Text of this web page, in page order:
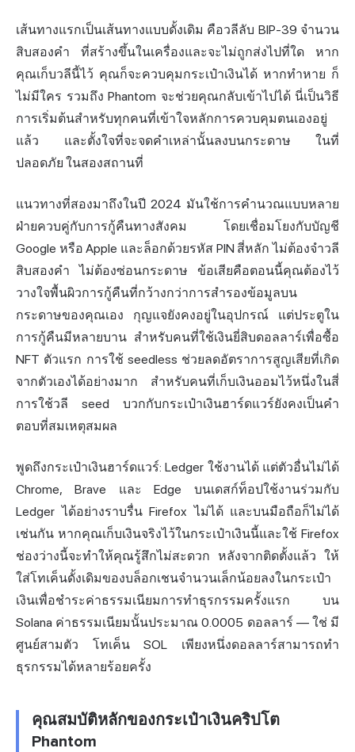
เส้นทางแรกเป็นเส้นทางแบบดั้งเดิม คือวลีลับ BIP-39 จำนวน
สิบสองคำ ที่สร้างขึ้นในเครื่องและจะไม่ถูกส่งไปที่ใด หาก
คุณเก็บวลีนี้ไว้ คุณก็จะควบคุมกระเป๋าเงินได้ หากทำหาย ก็
ไม่มีใคร รวมถึง Phantom จะช่วยคุณกลับเข้าไปได้ นี่เป็นวิธี
การเริ่มต้นสำหรับทุกคนที่เข้าใจหลักการควบคุมตนเองอยู่
แล้ว และตั้งใจที่จะจดคำเหล่านั้นลงบนกระดาษ ในที่
ปลอดภัย ในสองสถานที่
แนวทางที่สองมาถึงในปี 2024 มันใช้การคำนวณแบบหลาย
ฝ่ายควบคู่กับการกู้คืนทางสังคม โดยเชื่อมโยงกับบัญชี
Google หรือ Apple และล็อกด้วยรหัส PIN สี่หลัก ไม่ต้องจำวลี
สิบสองคำ ไม่ต้องซ่อนกระดาษ ข้อเสียคือตอนนี้คุณต้องไว้
วางใจพื้นผิวการกู้คืนที่กว้างกว่าการสำรองข้อมูลบน
กระดาษของคุณเอง กุญแจยังคงอยู่ในอุปกรณ์ แต่ประตูใน
การกู้คืนมีหลายบาน สำหรับคนที่ใช้เงินยี่สิบดอลลาร์เพื่อซื้อ
NFT ตัวแรก การใช้ seedless ช่วยลดอัตราการสูญเสียที่เกิด
จากตัวเองได้อย่างมาก สำหรับคนที่เก็บเงินออมไว้หนึ่งในสี่
การใช้วลี seed บวกกับกระเป๋าเงินฮาร์ดแวร์ยังคงเป็นคำ
ตอบที่สมเหตุสมผล
พูดถึงกระเป๋าเงินฮาร์ดแวร์: Ledger ใช้งานได้ แต่ตัวอื่นไม่ได้
Chrome, Brave และ Edge บนเดสก์ท็อปใช้งานร่วมกับ
Ledger ได้อย่างราบรื่น Firefox ไม่ได้ และบนมือถือก็ไม่ได้
เช่นกัน หากคุณเก็บเงินจริงไว้ในกระเป๋าเงินนี้และใช้ Firefox
ช่องว่างนี้จะทำให้คุณรู้สึกไม่สะดวก หลังจากติดตั้งแล้ว ให้
ใส่โทเค็นดั้งเดิมของบล็อกเชนจำนวนเล็กน้อยลงในกระเป๋า
เงินเพื่อชำระค่าธรรมเนียมการทำธุรกรรมครั้งแรก บน
Solana ค่าธรรมเนียมนั้นประมาณ 0.0005 ดอลลาร์ — ใช่ มี
ศูนย์สามตัว โทเค็น SOL เพียงหนึ่งดอลลาร์สามารถทำ
ธุรกรรมได้หลายร้อยครั้ง
คุณสมบัติหลักของกระเป๋าเงินคริปโต
Phantom